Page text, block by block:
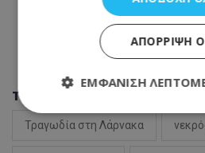
Tags
Τραγωδία στη Λάρνακα
ΑΠΌΡΡΙΨΗ
ΕΜΦΆΝΙΣΗ